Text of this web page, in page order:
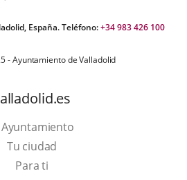
España. Teléfono:+34 983 426 100
- Ayuntamiento de Valladolid
Ayuntamiento
Tu ciudad
Para ti